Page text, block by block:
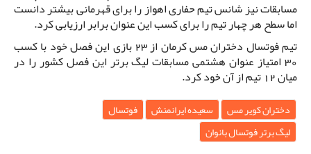
مسابقات نیز شانس تیم حفاری اهواز را برای قهرمانی بیشتر دانست
اما سطح هر چهار تیم را برای کسب این عنوان برابر ارزیابی کرد.
تیم فوتسال دختران مس کرمان از 23 بازی این فصل خود با کسب
30 امتیاز عنوان هشتمی مسابقات لیگ برتر این فصل کشور را در
میان 12 تیم از آن خود کرد.
دختران کویر مس سعیده ایرانمنش
فوتسال
لیگ برتر فوتسال بانوان